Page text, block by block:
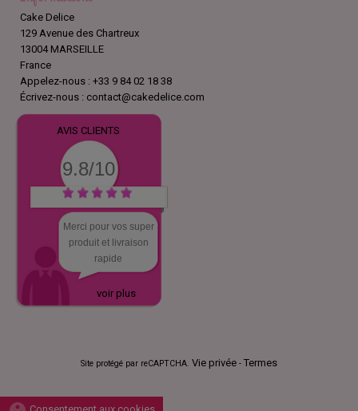
Cake Delice
129 Avenue des Chartreux
13004 MARSEILLE
France
Appelez-nous : +33 9 84 02 18 38
Écrivez-nous : contact@cakedelice.com
AVIS CLIENTS
9.8/10
Merci pour vos super
produit et livraison
rapide
voir plus
Site protégé par reCAPTCHA. Vie privée - Termes